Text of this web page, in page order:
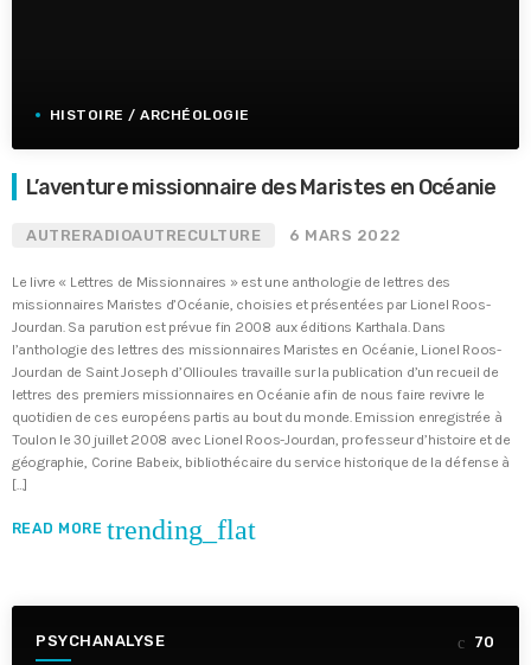
HISTOIRE / ARCHÉOLOGIE
L’aventure missionnaire des Maristes en Océanie
AUTRERADIOAUTRECULTURE 6 MARS 2022
Le livre « Lettres de Missionnaires » est une anthologie de lettres des
missionnaires Maristes d’Océanie, choisies et présentées par Lionel Roos-
Jourdan. Sa parution est prévue fin 2008 aux éditions Karthala. Dans
l’anthologie des lettres des missionnaires Maristes en Océanie, Lionel Roos-
Jourdan de Saint Joseph d’Ollioules travaille sur la publication d’un recueil de
lettres des premiers missionnaires en Océanie afin de nous faire revivre le
quotidien de ces européens partis au bout du monde. Emission enregistrée à
Toulon le 30 juillet 2008 avec Lionel Roos-Jourdan, professeur d’histoire et de
géographie, Corine Babeix, bibliothécaire du service historique de la défense à
[…]
READ MORE trending_flat
PSYCHANALYSE 70